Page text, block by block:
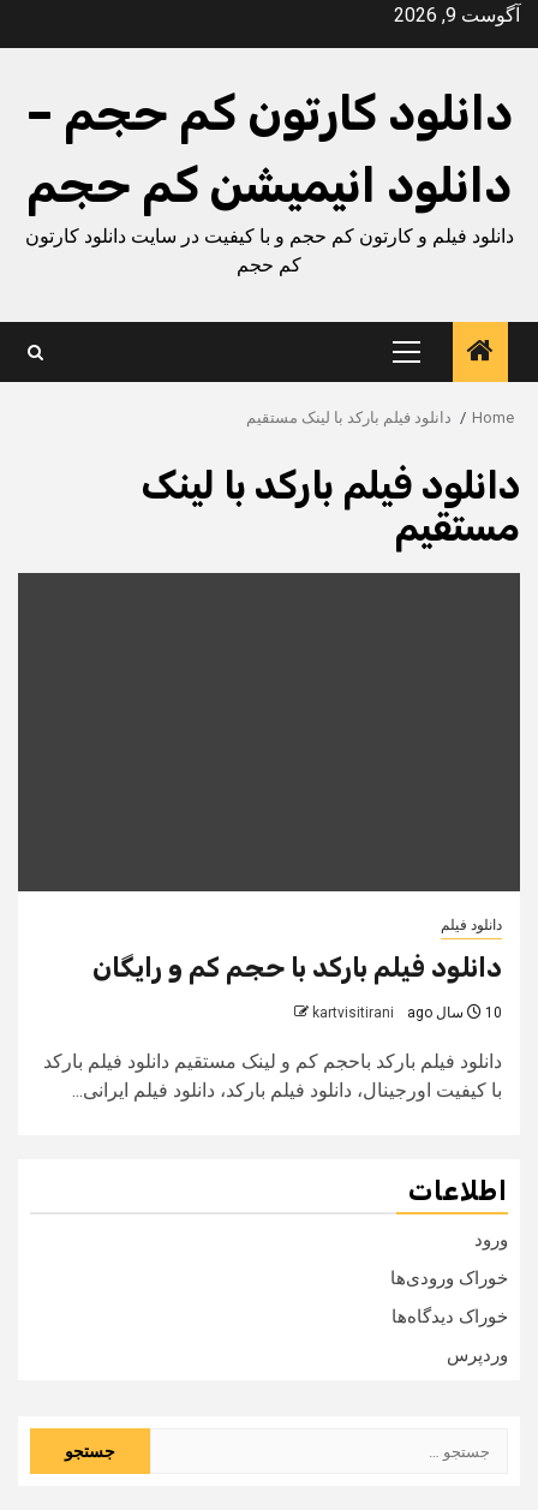
Skipآگوست 9, 2026
دانلود کارتون کم حجم –
دانلود انیمیشن کم حجم
دانلود فیلم و کارتون کم حجم و با کیفیت در سایت دانلود کارتون
کم حجم
Primary
Menu
Home دانلود فیلم بارکد با لینک مستقیم
دانلود فیلم بارکد با لینک
مستقیم
دانلود فیلم
دانلود فیلم بارکد با حجم کم و رایگان
10 سال ago kartvisitirani
دانلود فیلم بارکد باحجم کم و لینک مستقیم دانلود فیلم بارکد
با کیفیت اورجینال، دانلود فیلم بارکد، دانلود فیلم ایرانی...
اطلاعات
ورود
خوراک ورودی‌ها
خوراک دیدگاه‌ها
وردپرس